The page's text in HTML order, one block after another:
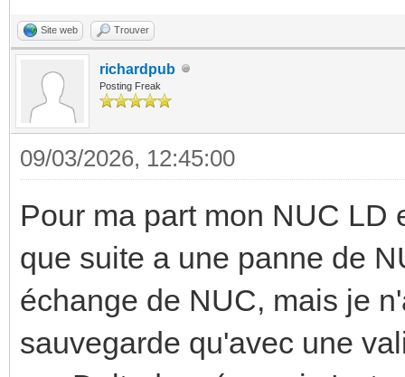
Site web Trouver
richardpub
Posting Freak
09/03/2026, 12:45:00
Pour ma part mon NUC LD
que suite a une panne de
échange de NUC, mais je
sauvegarde qu'avec une